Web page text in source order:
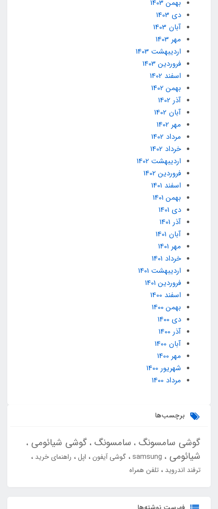
بهمن 1403
دی 1403
آبان 1403
مهر 1403
ارديبهشت 1403
فروردین 1403
اسفند 1402
بهمن 1402
آذر 1402
آبان 1402
مهر 1402
مرداد 1402
خرداد 1402
ارديبهشت 1402
فروردین 1402
اسفند 1401
بهمن 1401
دی 1401
آذر 1401
آبان 1401
مهر 1401
خرداد 1401
ارديبهشت 1401
فروردین 1401
اسفند 1400
بهمن 1400
دی 1400
آذر 1400
آبان 1400
مهر 1400
شهریور 1400
مرداد 1400
برچسب‌ها
گوشی سامسونگ سامسونگ گوشی شیائومی
شیائومی
samsung گوشی آیفون اپل
راهنمای خرید
ترفند اندروید
تلفن همراه